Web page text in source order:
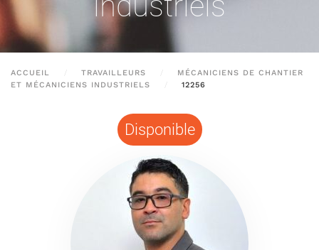
ACCUEIL TRAVAILLEURS
MÉCANICIENS DE CHANTIER
ET MÉCANICIENS INDUSTRIELS
12256
Disponible